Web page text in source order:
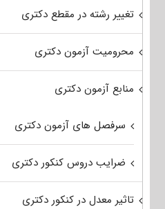
تغییر رشته در مقطع دکتری
محرومیت آزمون دکتری
منابع آزمون دکتری
سرفصل های آزمون دکتری
ضرایب دروس کنکور دکتری
تاثیر معدل در کنکور دکتری